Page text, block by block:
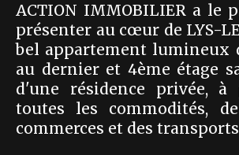
ACTION IMMOBILIER a le
présenter au cœur de LYS-
bel appartement lumineux
au dernier et 4ème étage
d'une résidence privée,
toutes les commodités,
commerces et des transports